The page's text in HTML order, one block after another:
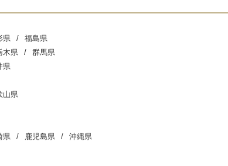
県 福島県
木県 群馬県
県
山県
県 鹿児島県 沖縄県